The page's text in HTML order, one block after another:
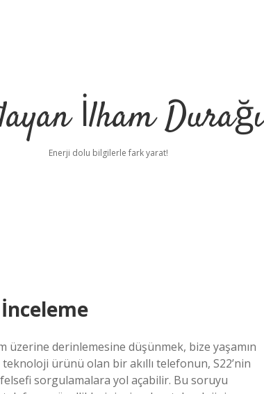
İlham Durağı
Enerji dolu bilgilerle fark yarat!
derinlemesine düşünmek, bize yaşamın
ürünü olan bir akıllı telefonun, S22’nin
sorgulamalara yol açabilir. Bu soruyu